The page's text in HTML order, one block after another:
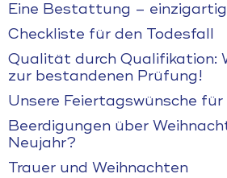
Eine Bestattung –
Checkliste für den Todesfall
Qualität durch Qualifikation:
zur bestandenen Prüfung!
Unsere Feiertagswünsche für
Beerdigungen über
Neujahr?
Trauer und Weihnachten